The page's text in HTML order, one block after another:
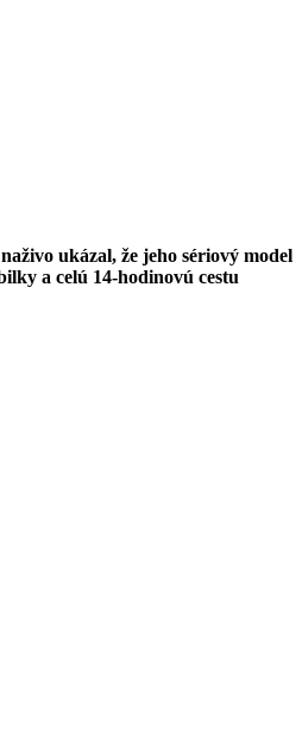
ukázal, že jeho sériový model
a celú 14-hodinovú cestu